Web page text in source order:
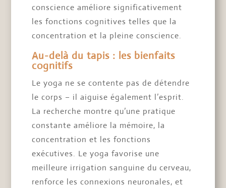
conscience améliore significativement
les fonctions cognitives telles que la
concentration et la pleine conscience.
Au-delà du tapis : les bienfaits
cognitifs
Le yoga ne se contente pas de détendre
le corps – il aiguise également l’esprit.
La recherche montre qu’une pratique
constante améliore la mémoire, la
concentration et les fonctions
exécutives. Le yoga favorise une
meilleure irrigation sanguine du cerveau,
renforce les connexions neuronales, et